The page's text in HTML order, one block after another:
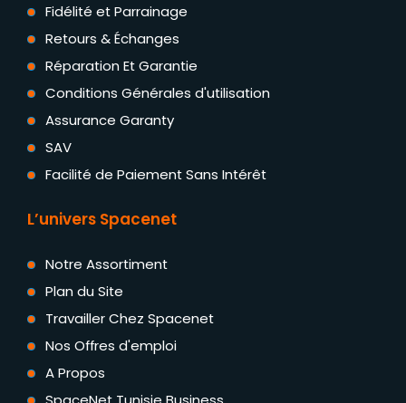
Fidélité et Parrainage
Retours & Échanges
Réparation Et Garantie
Conditions Générales d'utilisation
Assurance Garanty
SAV
Facilité de Paiement Sans Intérêt
L’univers Spacenet
Notre Assortiment
Plan du Site
Travailler Chez Spacenet
Nos Offres d'emploi
A Propos